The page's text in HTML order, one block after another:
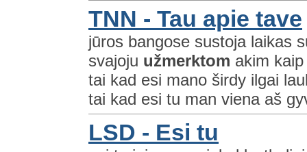
TNN - Tau apie tave
jūros bangose sustoja laikas
svajoju užmerktom akim
tai kad esi mano širdy ilgai
tai kad esi tu man viena aš
LSD - Esi tu